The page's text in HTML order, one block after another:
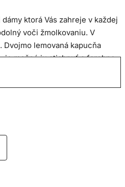
ktorá Vás zahreje v každej
voči žmolkovaniu. V
lemovaná kapucňa
je možné ju stiahnuť s farebne
na ramenách, krku, v páse